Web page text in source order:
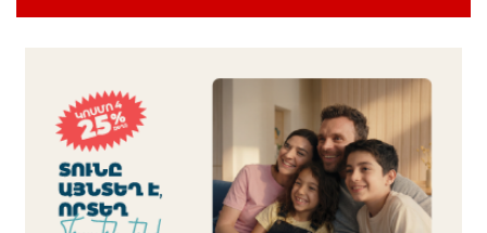
Если Израиль использует тему Геноцида армян
7 дней назад
ВТБ (Армения): вклад «Стабильный» — до 10%
годовых и оформление в мобильном приложении
7 дней назад